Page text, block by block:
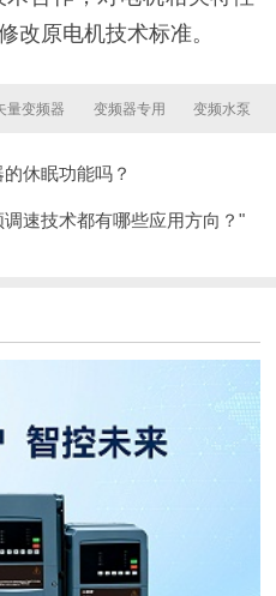
改原电机技术标准。
量变频器 变频器专用 变频水泵
休眠功能吗？
速技术都有哪些应用方向？"